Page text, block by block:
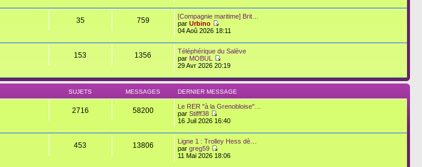
35 759
[Compagnie maritime] Brit…
parUrbino
04 Aoû 2026 18:11
153 1356
Téléphérique du Salève
par MOBUL
29 Avr 2026 20:19
SUJETS MESSAGES DERNIER MESSAGE
2716 58200
Le RER "à la Grenobloise"…
parStifff38
16 Juil 2026 16:40
453 13806
Ligne 1 : Trolley Hess dè…
pargreg59
11 Mai 2026 18:06